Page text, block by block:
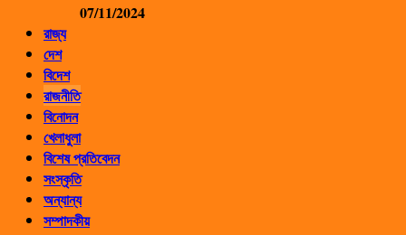
07/11/2024
রাজ্য
দেশ
বিদেশ
রাজনীতি
বিনোদন
খেলাধুলা
বিশেষ প্রতিবেদন
সংস্কৃতি
অন্যান্য
সম্পাদকীয়